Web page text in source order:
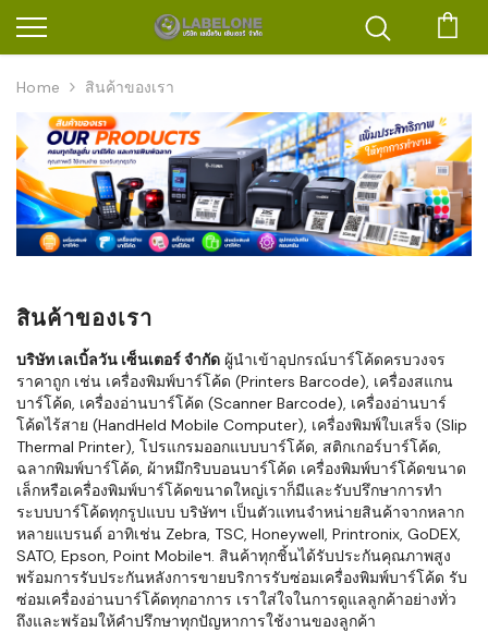
Home สินค้าของเรา
สินค้าของเรา
บริษัท เลเบิ้ลวัน เซ็นเตอร์ จำกัด ผู้นำเข้าอุปกรณ์บาร์โค้ดครบวงจร
ราคาถูก เช่น เครื่องพิมพ์บาร์โค้ด (Printers Barcode), เครื่องสแกน
บาร์โค้ด, เครื่องอ่านบาร์โค้ด (Scanner Barcode), เครื่องอ่านบาร์
โค้ดไร้สาย (HandHeld Mobile Computer), เครื่องพิมพ์ใบเสร็จ (Slip
Thermal Printer), โปรแกรมออกแบบบาร์โค้ด, สติกเกอร์บาร์โค้ด,
ฉลากพิมพ์บาร์โค้ด, ผ้าหมึกริบบอนบาร์โค้ด เครื่องพิมพ์บาร์โค้ดขนาด
เล็กหรือเครื่องพิมพ์บาร์โค้ดขนาดใหญ่เราก็มีและรับปรึกษาการทำ
ระบบบาร์โค้ดทุกรูปแบบ บริษัทฯ เป็นตัวแทนจำหน่ายสินค้าจากหลาก
หลายแบรนด์ อาทิเช่น Zebra, TSC, Honeywell, Printronix, GoDEX,
SATO, Epson, Point Mobileฯ. สินค้าทุกชิ้นได้รับประกันคุณภาพสูง
พร้อมการรับประกันหลังการขายบริการรับซ่อมเครื่องพิมพ์บาร์โค้ด รับ
ซ่อมเครื่องอ่านบาร์โค้ดทุกอาการ เราใส่ใจในการดูแลลูกค้าอย่างทั่ว
ถึงและพร้อมให้คำปรึกษาทุกปัญหาการใช้งานของลูกค้า